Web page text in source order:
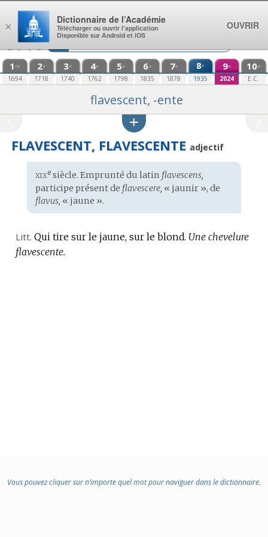
Aller au contenu
1 re
1694
2e
1718
3e
1740
4e
1762
5e
1798
6e
1835
7e
1878
8e
1935
9e
2024
10e
E.C.
flavescent, -ente
FLAVESCENT, FLAVESCENTE adjectif
Étymologie
:
xixesiècle. Emprunté du latin flavescens,
participe présent de flavescere, « jaunir », de
flavus, « jaune ».
Litt. Qui tire sur le jaune, sur le blond. Une chevelure
flavescente.
Vous pouvez cliquer sur n’importe quel mot pour naviguer dans le dictionnaire.
×
Dictionnaire de l’Académie
Télécharger ou ouvrir l’application
Disponible sur Android et iOS
OUVRIR